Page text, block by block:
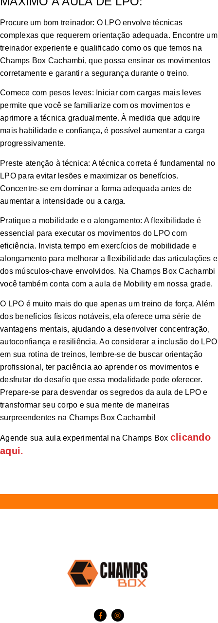
Procure um bom treinador: O LPO envolve técnicas
complexas que requerem orientação adequada. Encontre um
treinador experiente e qualificado como os que temos na
Champs Box Cachambi, que possa ensinar os movimentos
corretamente e garantir a segurança durante o treino.
Comece com pesos leves: Iniciar com cargas mais leves
permite que você se familiarize com os movimentos e
aprimore a técnica gradualmente. À medida que adquire
mais habilidade e confiança, é possível aumentar a carga
progressivamente.
Preste atenção à técnica: A técnica correta é fundamental no
LPO para evitar lesões e maximizar os benefícios.
Concentre-se em dominar a forma adequada antes de
aumentar a intensidade ou a carga.
Pratique a mobilidade e o alongamento: A flexibilidade é
essencial para executar os movimentos do LPO com
eficiência. Invista tempo em exercícios de mobilidade e
alongamento para melhorar a flexibilidade das articulações e
dos músculos-chave envolvidos. Na Champs Box Cachambi
você também conta com a aula de Mobility em nossa grade.
O LPO é muito mais do que apenas um treino de força. Além
dos benefícios físicos notáveis, ela oferece uma série de
vantagens mentais, ajudando a desenvolver concentração,
autoconfiança e resiliência. Ao considerar a inclusão do LPO
em sua rotina de treinos, lembre-se de buscar orientação
profissional, ter paciência ao aprender os movimentos e
desfrutar do desafio que essa modalidade pode oferecer.
Prepare-se para desvendar os segredos da aula de LPO e
transformar seu corpo e sua mente de maneiras
surpreendentes na Champs Box Cachambi!
Agende sua aula experimental na Champs Box clicando
aqui.